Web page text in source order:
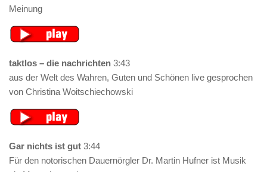
Meinung
taktlos – die nachrichten 3:43
aus der Welt des Wahren, Guten und Schönen live gesprochen
von Christina Woitschiechowski
Gar nichts ist gut 3:44
Für den notorischen Dauernörgler Dr. Martin Hufner ist Musik